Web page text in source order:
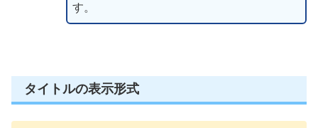
す。
タイトルの表示形式